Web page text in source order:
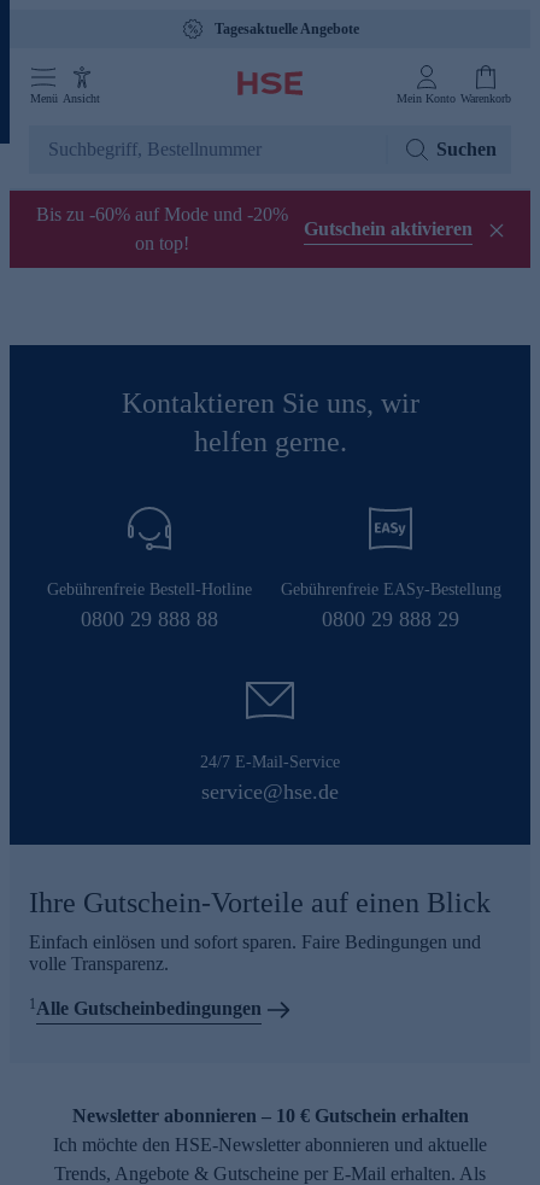
Tagesaktuelle Angebote
Menü Ansicht Mein Konto Warenkorb
Suchen
Bis zu -60% auf Mode und -20%
on top!
Gutschein aktivieren
Kontaktieren Sie uns, wir
helfen gerne.
Gebührenfreie Bestell-Hotline
0800 29 888 88
Gebührenfreie EASy-Bestellung
0800 29 888 29
24/7 E-Mail-Service
service@hse.de
Ihre Gutschein-Vorteile auf einen Blick
Einfach einlösen und sofort sparen. Faire Bedingungen und
volle Transparenz.
1Alle Gutscheinbedingungen
Newsletter abonnieren – 10 € Gutschein erhalten
Ich möchte den HSE-Newsletter abonnieren und aktuelle
Trends, Angebote & Gutscheine per E-Mail erhalten. Als